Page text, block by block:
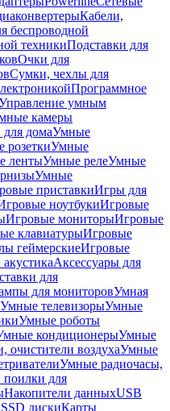
Кабели,
беспроводной
техникиПодставки для
Очки для
Сумки, чехлы для
Программное
умным
камеры
домаУмные
розеткиУмные
лентыУмные релеУмные
Умные
приставкиИгры для
ноутбукиИгровые
Игровые мониторыИгровые
клавиатурыИгровые
геймерскиеИгровые
Аксессуары для
для
для мониторовУмная
Умные телевизорыУмные
Умные роботы
кондиционерыУмные
воздухаУмные
Умные радиочасы,
для
Накопители данныхUSB
дискиКарты